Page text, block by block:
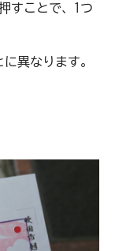
すことで、1つ
異なります。